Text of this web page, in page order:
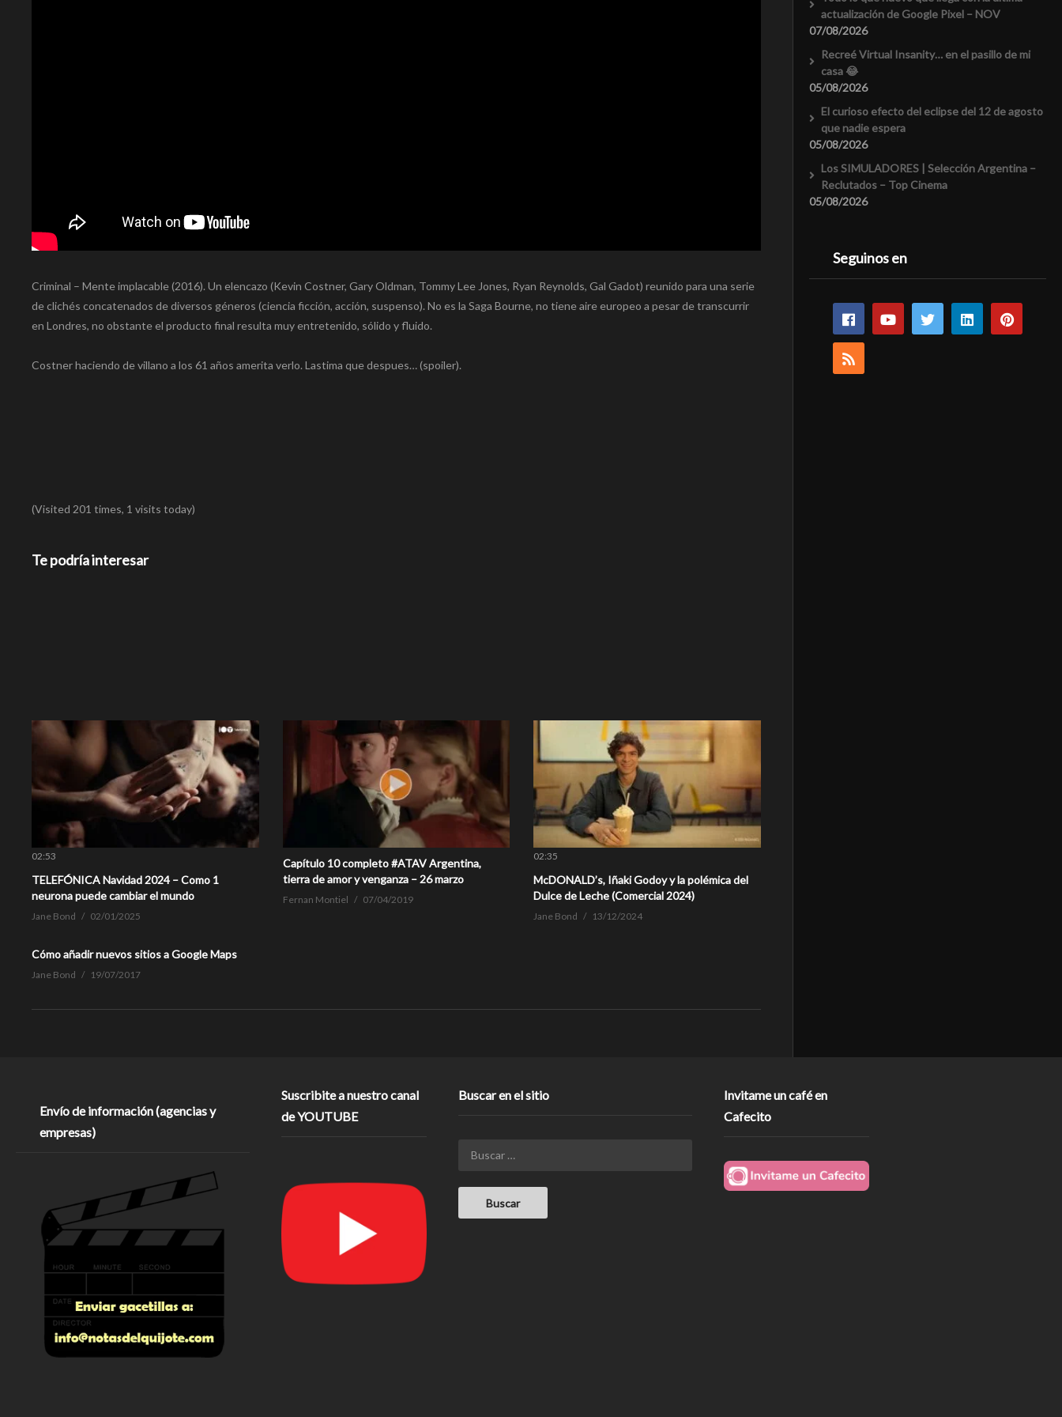
Criminal – Mente implacable (2016). Un elencazo (Kevin Costner, Gary Oldman, Tommy Lee Jones, Ryan Reynolds, Gal Gadot) reunido para una serie
de clichés concatenados de diversos géneros (ciencia ficción, acción, suspenso). No es la Saga Bourne, no tiene aire europeo a pesar de transcurrir
en Londres, no obstante el producto final resulta muy entretenido, sólido y fluido.
Costner haciendo de villano a los 61 años amerita verlo. Lastima que despues… (spoiler).
(Visited 201 times, 1 visits today)
Te podría interesar
02:53
TELEFÓNICA Navidad 2024 – Como 1
neurona puede cambiar el mundo
Jane Bond 02/01/2025
Capítulo 10 completo #ATAV Argentina,
tierra de amor y venganza – 26 marzo
Fernan Montiel 07/04/2019
02:35
McDONALD’s, Iñaki Godoy y la polémica del
Dulce de Leche (Comercial 2024)
Jane Bond 13/12/2024
Cómo añadir nuevos sitios a Google Maps
Jane Bond 19/07/2017
actualización de Google Pixel – NOV
07/08/2026
Recreé Virtual Insanity… en el pasillo de mi
casa 😂
05/08/2026
El curioso efecto del eclipse del 12 de agosto
que nadie espera
05/08/2026
Los SIMULADORES | Selección Argentina –
Reclutados – Top Cinema
05/08/2026
Seguinos en
Envío de información (agencias y
empresas)
Suscribite a nuestro canal
de YOUTUBE
Buscar en el sitio
Invitame un café en
Cafecito